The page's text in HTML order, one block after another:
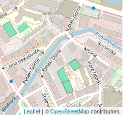
Leaflet| ©OpenStreetMapcontributors